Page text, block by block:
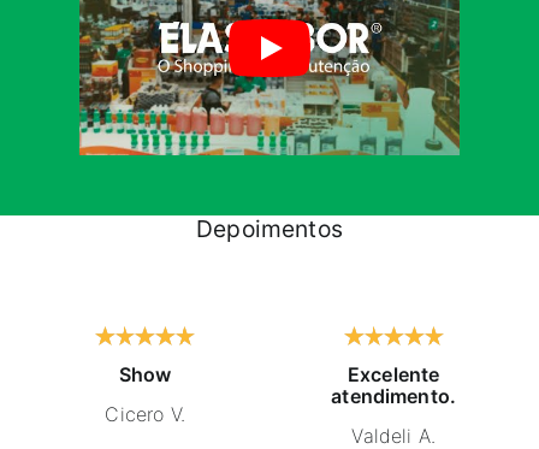
Depoimentos
Show
Cicero V.
Excelente
atendimento.
Valdeli A.